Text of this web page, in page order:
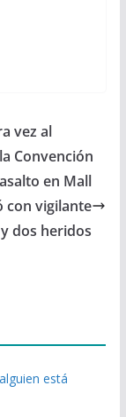
vez al
Convención
en Mall
con vigilante
dos heridos
está